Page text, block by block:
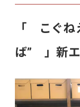
「 こぐね
ば” 」新エ